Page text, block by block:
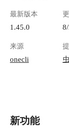
最新版本
1.45.0
来源
onecli
新功能